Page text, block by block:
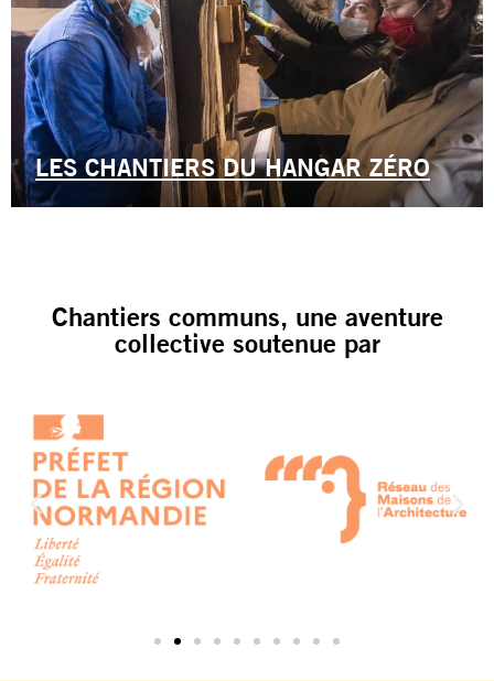
LES CHANTIERS DU HANGAR ZÉRO
Chantiers communs, une aventure
collective soutenue par